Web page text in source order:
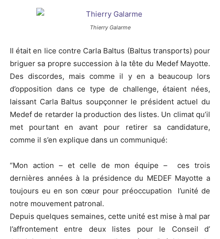
Thierry Galarme
Il était en lice contre Carla Baltus (Baltus transports) pour
briguer sa propre succession à la tête du Medef Mayotte.
Des discordes, mais comme il y en a beaucoup lors
d’opposition dans ce type de challenge, étaient nées,
laissant Carla Baltus soupçonner le président actuel du
Medef de retarder la production des listes. Un climat qu’il
met pourtant en avant pour retirer sa candidature,
comme il s’en explique dans un communiqué:
“Mon action – et celle de mon équipe – ces trois
dernières années à la présidence du MEDEF Mayotte a
toujours eu en son cœur pour préoccupation l’unité de
notre mouvement patronal.
Depuis quelques semaines, cette unité est mise à mal par
l’affrontement entre deux listes pour le Conseil d’